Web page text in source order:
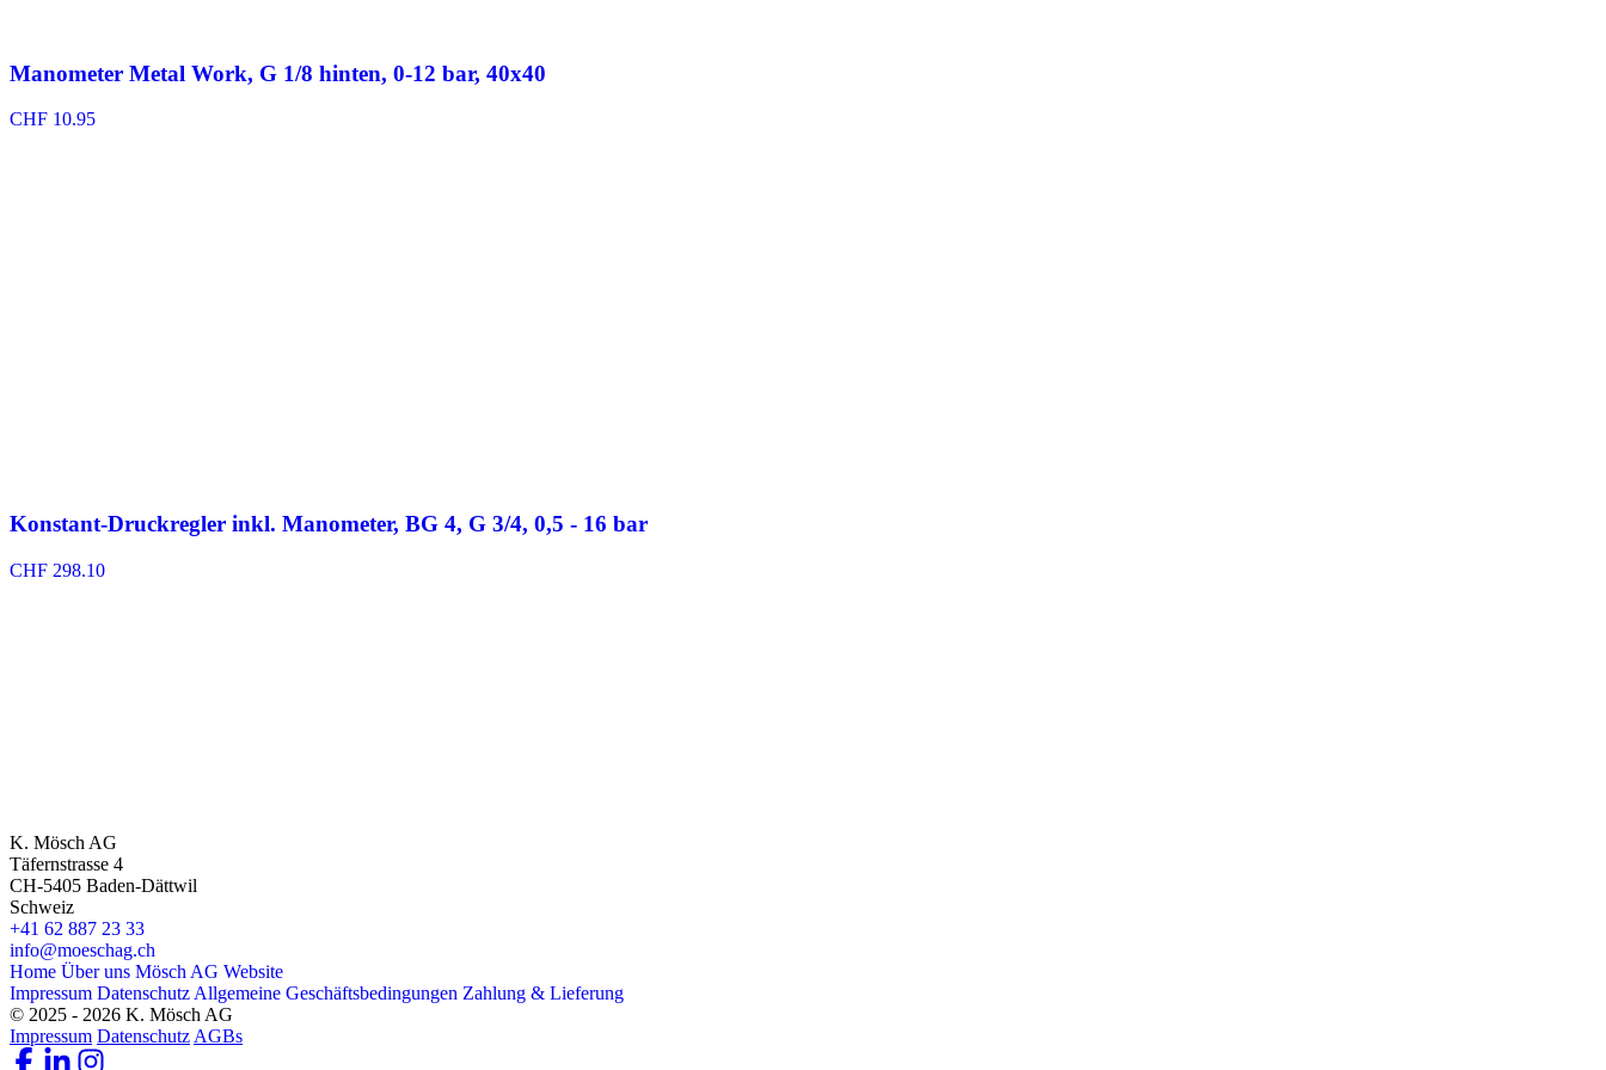
Manometer Metal Work, G 1/8 hinten, 0-12 bar, 40x40
CHF 10.95
Konstant-Druckregler inkl. Manometer, BG 4, G 3/4, 0,5 - 16 bar
CHF 298.10
K. Mösch AG
Täfernstrasse 4
CH-5405 Baden-Dättwil
Schweiz
+41 62 887 23 33
info@moeschag.ch
Home Über uns Mösch AG Website
Impressum Datenschutz Allgemeine Geschäftsbedingungen Zahlung & Lieferung
© 2025 - 2026 K. Mösch AG
Impressum Datenschutz AGBs